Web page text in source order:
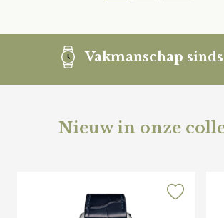
Vakmanschap sinds
Nieuw in onze